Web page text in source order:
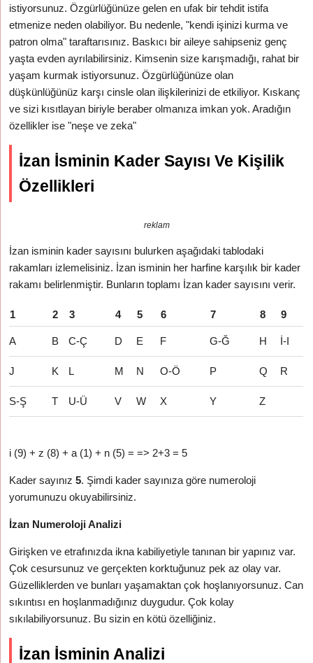
istiyorsunuz. Özgürlüğünüze gelen en ufak bir tehdit istifa
etmenize neden olabiliyor. Bu nedenle, "kendi işinizi kurma ve
patron olma" taraftarısınız. Baskıcı bir aileye sahipseniz genç
yaşta evden ayrılabilirsiniz. Kimsenin size karışmadığı, rahat bir
yaşam kurmak istiyorsunuz. Özgürlüğünüze olan
düşkünlüğünüz karşı cinsle olan ilişkilerinizi de etkiliyor. Kıskanç
ve sizi kısıtlayan biriyle beraber olmanıza imkan yok. Aradığın
özellikler ise "neşe ve zeka"
İzan İsminin Kader Sayısı Ve Kişilik
Özellikleri
reklam
İzan isminin kader sayısını bulurken aşağıdaki tablodaki
rakamları izlemelisiniz. İzan isminin her harfine karşılık bir kader
rakamı belirlenmiştir. Bunların toplamı İzan kader sayısını verir.
1 2 3 4 5 6 7 8 9
A B C-Ç D E F G-Ğ H İ-I
J K L M N O-Ö P Q R
S-Ş T U-Ü V W X Y Z
i (9) + z (8) + a (1) + n (5) = => 2+3 = 5
Kader sayınız5. Şimdi kader sayınıza göre numeroloji
yorumunuzu okuyabilirsiniz.
İzan Numeroloji Analizi
Girişken ve etrafınızda ikna kabiliyetiyle tanınan bir yapınız var.
Çok cesursunuz ve gerçekten korktuğunuz pek az olay var.
Güzelliklerden ve bunları yaşamaktan çok hoşlanıyorsunuz. Can
sıkıntısı en hoşlanmadığınız duygudur. Çok kolay
sıkılabiliyorsunuz. Bu sizin en kötü özelliğiniz.
İzan İsminin Analizi